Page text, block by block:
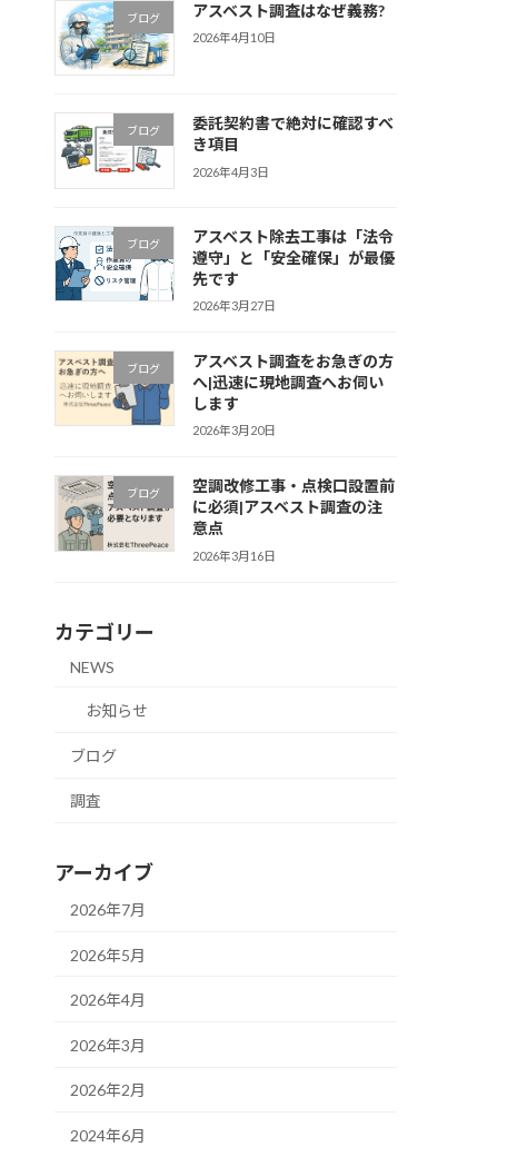
ブログ アスベスト調査はなぜ義務?
2026年4月10日
ブログ
委託契約書で絶対に確認すべ
き項目
2026年4月3日
ブログ
アスベスト除去工事は「法令
遵守」と「安全確保」が最優
先です
2026年3月27日
ブログ
アスベスト調査をお急ぎの方
へ|迅速に現地調査へお伺い
します
2026年3月20日
ブログ
空調改修工事・点検口設置前
に必須|アスベスト調査の注
意点
2026年3月16日
カテゴリー
NEWS
お知らせ
ブログ
調査
アーカイブ
2026年7月
2026年5月
2026年4月
2026年3月
2026年2月
2024年6月